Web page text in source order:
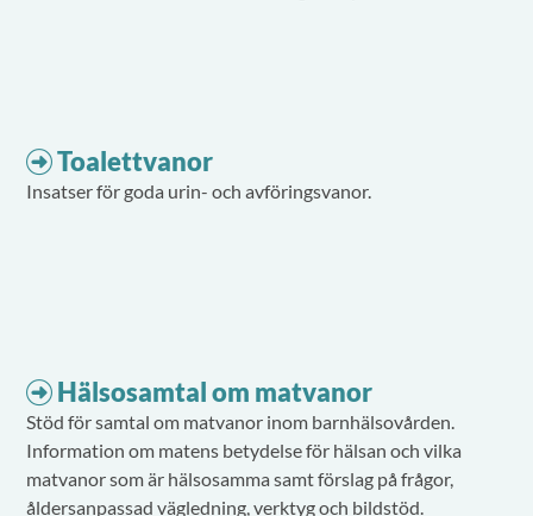
Toalettvanor
Insatser för goda urin- och avföringsvanor.
Hälsosamtal om matvanor
Stöd för samtal om matvanor inom barnhälsovården.
Information om matens betydelse för hälsan och vilka
matvanor som är hälsosamma samt förslag på frågor,
åldersanpassad vägledning, verktyg och bildstöd.